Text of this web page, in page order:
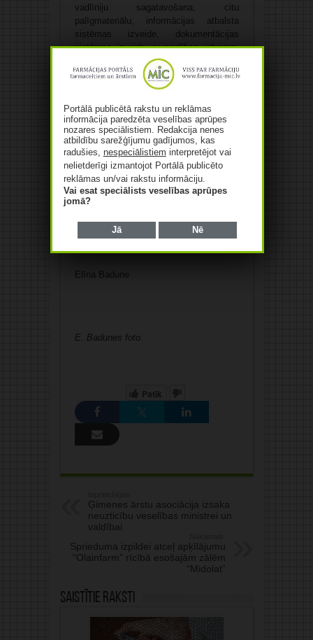
vadlīniju sagatavošana, citu
palīgmateriālu, informācijas atbalsta
sistēmas izveide, dokumentācijas
sistēmas izveide e-veselības ietvaros,
standartizācijas sistēmas izveide,
uzraudzības sistēmas izveide, tālāka
kvalitātes sistēmas attīstīšana,
izveidošana…
Šo daudzo pasākumu kopumam jau
tuvākajā nākotnē būtu jānodrošina
farmaceita kā neatkarīga, kompetenta,
profesionāla veselības aprūpes
speciālista loma visā veselības aprūpes
Elīna Badune
E. Badunes foto.
Patīk
Ģimenes ārstu asociācija izsaka
neuzticību veselības ministrei un
valdībai
Sprieduma izpildei atceļ apķīlājumu
“Olainfarm” rīcībā esošajām zālēm
“Midolat”
Saistītie raksti
Portālā publicētā rakstu un reklāmas
informācija paredzēta veselības aprūpes
nozares speciālistiem. Redakcija nenes
atbildību sarežģījumu gadījumos, kas
radušies, nespeciālistiem interpretējot vai
nelietderīgi izmantojot Portālā publicēto
reklāmas un/vai rakstu informāciju.
Vai esat speciālists veselības aprūpes
jomā?
Jā Nē